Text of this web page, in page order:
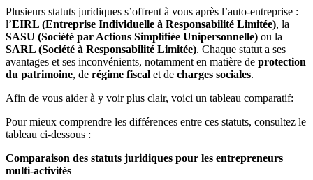
Plusieurs statuts juridiques s’offrent à vous après l’auto-entreprise :
l’EIRL (Entreprise Individuelle à Responsabilité Limitée), la
SASU (Société par Actions Simplifiée Unipersonnelle) ou la
SARL (Société à Responsabilité Limitée). Chaque statut a ses
avantages et ses inconvénients, notamment en matière de protection
du patrimoine, de régime fiscal et de charges sociales.
Afin de vous aider à y voir plus clair, voici un tableau comparatif:
Pour mieux comprendre les différences entre ces statuts, consultez le
tableau ci-dessous :
Comparaison des statuts juridiques pour les entrepreneurs
multi-activités